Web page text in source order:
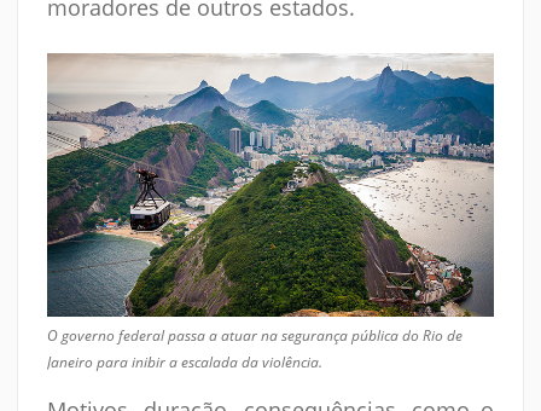
moradores de outros estados.
O governo federal passa a atuar na segurança pública do Rio de
Janeiro para inibir a escalada da violência.